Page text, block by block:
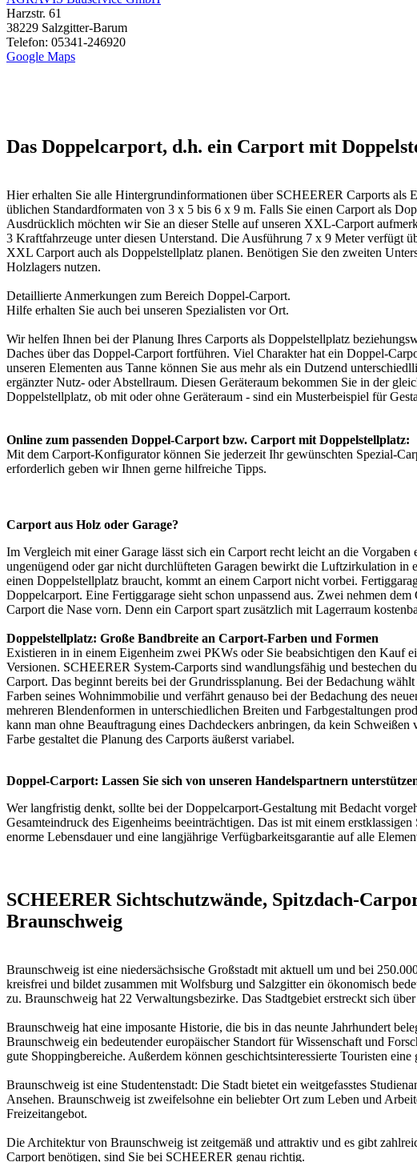
Harzstr. 61
38229 Salzgitter-Barum
Telefon: 05341-246920
Google Maps
Das Doppelcarport, d.h. ein Carport mit
Hier erhalten Sie alle Hintergrundinformationen über SCHEERER Carports
üblichen Standardformaten von 3 x 5 bis 6 x 9 m. Falls Sie einen Carport als
Ausdrücklich möchten wir Sie an dieser Stelle auf unseren XXL-Carport
3 Kraftfahrzeuge unter diesen Unterstand. Die Ausführung 7 x 9 Meter verfügt
XXL Carport auch als Doppelstellplatz planen. Benötigen Sie den zweiten
Holzlagers nutzen.
Detaillierte Anmerkungen zum Bereich Doppel-Carport.
Hilfe erhalten Sie auch bei unseren Spezialisten vor Ort.
Wir helfen Ihnen bei der Planung Ihres Carports als Doppelstellplatz
Daches über das Doppel-Carport fortführen. Viel Charakter hat ein Doppel-
unseren Elementen aus Tanne können Sie aus mehr als ein Dutzend
ergänzter Nutz- oder Abstellraum. Diesen Geräteraum bekommen Sie in der
Doppelstellplatz, ob mit oder ohne Geräteraum - sind ein Musterbeispiel für
Online zum passenden Doppel-Carport bzw. Carport mit Doppelstellplatz:
Mit dem Carport-Konfiguratorkönnen Sie jederzeit Ihr gewünschten Spezial-
erforderlich geben wir Ihnen gerne hilfreiche Tipps.
Carport aus Holz oder Garage?
Im Vergleich mit einer Garage lässt sich ein Carport recht leicht an die
ungenügend oder gar nicht durchlüfteten Garagen bewirkt die Luftzirkulation
einen Doppelstellplatz braucht, kommt an einem Carport nicht vorbei.
Doppelcarport. Eine Fertiggarage sieht schon unpassend aus. Zwei nehmen
Carport die Nase vorn. Denn ein Carport spart zusätzlich mit Lagerraum
Doppelstellplatz: Große Bandbreite an Carport-Farben und Formen
Existieren in in einem Eigenheim zwei PKWs oder Sie beabsichtigen den Kauf
Versionen. SCHEERER System-Carports sind wandlungsfähig und bestechen
Carport. Das beginnt bereits bei der Grundrissplanung. Bei der Bedachung
Farben seines Wohnimmobilie und verfährt genauso bei der Bedachung des
mehreren Blendenformen in unterschiedlichen Breiten und Farbgestaltungen
kann man ohne Beauftragung eines Dachdeckers anbringen, da kein
Farbe gestaltet die Planung des Carports äußerst variabel.
Doppel-Carport: Lassen Sie sich von unseren Handelspartnern
Wer langfristig denkt, sollte bei der Doppelcarport-Gestaltung mit Bedacht
Gesamteindruck des Eigenheims beeinträchtigen. Das ist mit einem
enorme Lebensdauer und eine langjährige Verfügbarkeitsgarantie auf alle
SCHEERER Sichtschutzwände, Spitzdach-
Braunschweig
Braunschweig ist eine niedersächsische Großstadt mit aktuell um und bei
kreisfrei und bildet zusammen mit Wolfsburg und Salzgitter ein ökonomisch
zu. Braunschweig hat 22 Verwaltungsbezirke. Das Stadtgebiet erstreckt sich
Braunschweig hat eine imposante Historie, die bis in das neunte Jahrhundert
Braunschweig ein bedeutender europäischer Standort für Wissenschaft und
gute Shoppingbereiche. Außerdem können geschichtsinteressierte Touristen
Braunschweig ist eine Studentenstadt: Die Stadt bietet ein weitgefasstes
Ansehen. Braunschweig ist zweifelsohne ein beliebter Ort zum Leben und
Freizeitangebot.
Die Architektur von Braunschweig ist zeitgemäß und attraktiv und es gibt
Carport benötigen, sind Sie bei SCHEERER genau richtig.